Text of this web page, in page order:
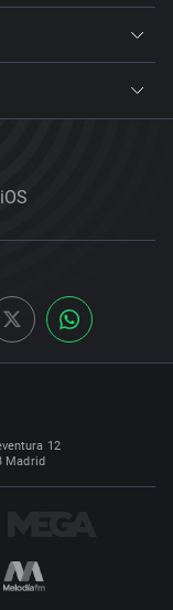
iOS
12
Madrid